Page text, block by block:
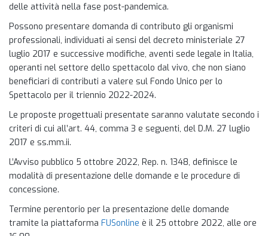
delle attività nella fase post-pandemica.
Possono presentare domanda di contributo gli organismi
professionali, individuati ai sensi del decreto ministeriale 27
luglio 2017 e successive modifiche, aventi sede legale in Italia,
operanti nel settore dello spettacolo dal vivo, che non siano
beneficiari di contributi a valere sul Fondo Unico per lo
Spettacolo per il triennio 2022-2024.
Le proposte progettuali presentate saranno valutate secondo i
criteri di cui all’art. 44, comma 3 e seguenti, del D.M. 27 luglio
2017 e ss.mm.ii.
L’Avviso pubblico 5 ottobre 2022, Rep. n. 1348, definisce le
modalità di presentazione delle domande e le procedure di
concessione.
Termine perentorio per la presentazione delle domande
tramite la piattaforma FUSonline è il 25 ottobre 2022, alle ore